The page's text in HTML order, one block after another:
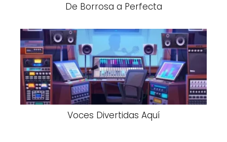
De Borrosa a Perfecta
Voces Divertidas Aquí